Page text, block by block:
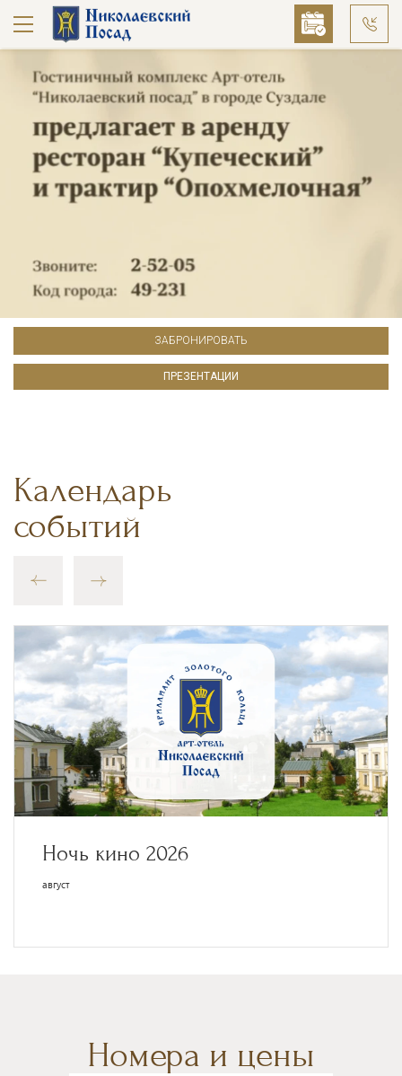
ЗАБРОНИРОВАТЬ
ПРЕЗЕНТАЦИИ
Календарь
событий
Ночь кино 2026
август
Номера и цены